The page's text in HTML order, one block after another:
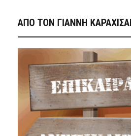
ΑΠΟ ΤΟΝ ΓΙΑΝΝΗ